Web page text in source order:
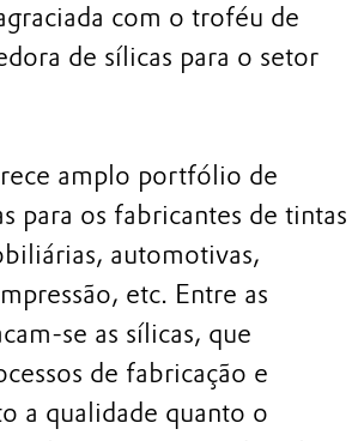
com o troféu de
de sílicas para o setor
amplo portfólio de
para os fabricantes de tintas
automotivas,
etc. Entre as
se as sílicas, que
de fabricação e
a qualidade quanto o